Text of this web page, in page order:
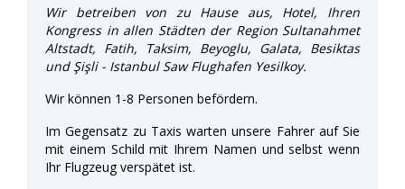
Wir betreiben von zu Hause aus, Hotel, Ihren
Kongress in allen Städten der Region Sultanahmet
Altstadt, Fatih, Taksim, Beyoglu, Galata, Besiktas
und Şişli - Istanbul Saw Flughafen Yesilkoy.
Wir können 1-8 Personen befördern.
Im Gegensatz zu Taxis warten unsere Fahrer auf Sie
mit einem Schild mit Ihrem Namen und selbst wenn
Ihr Flugzeug verspätet ist.